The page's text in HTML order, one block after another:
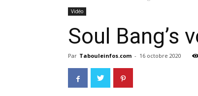
Vidéo
Soul Bang’s
Par Tabouleinfos.com - 16 octobre 2020